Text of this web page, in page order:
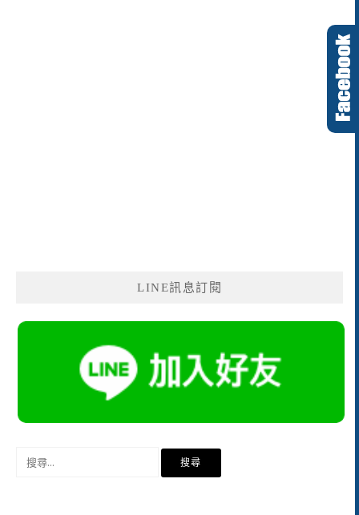
LINE訊息訂閱